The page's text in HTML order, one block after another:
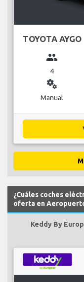
TOYOTA AYGO
group
4
miscellaneous_services
Manual
¿Cuáles coches
oferta en
Keddy By